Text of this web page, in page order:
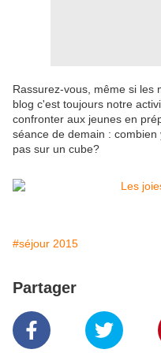
Rassurez-vous, même si les
blog c'est toujours notre
confronter aux jeunes en
séance de demain :
pas sur un cube?
#séjour 2015
Partager